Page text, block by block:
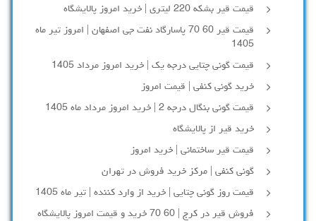
قیمت قیر بشکه 220 لیتری | خرید امروز پالایشگاه
قیمت قیر 60 70 پاسارگاد نفت جی اصفهان | امروز تیر ماه
1405
قیمت گونی چتایی درجه یک | خرید امروز مرداد 1405
خرید گونی کنفی | قیمت امروز
قیمت گونی بنگال درجه 2 | خرید امروز مرداد ماه 1405
خرید قیر از پالایشگاه
قیمت قیر ساختمانی | خرید امروز
گونی کنفی | مرکز خرید فروش در تهران
قیمت روز گونی چتایی | خرید از وارد کننده | تیر ماه 1405
فروش قیر در کرج | 60 70 خرید و قیمت امروز پالایشگاه